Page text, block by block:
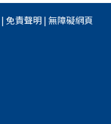
|免責聲明|無障礙網頁